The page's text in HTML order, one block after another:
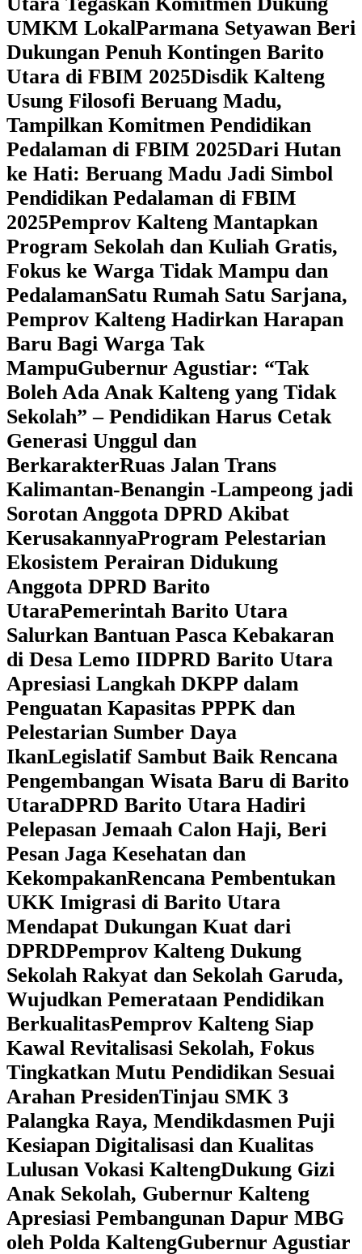
UMKM LokalParmana Setyawan Beri
Dukungan Penuh Kontingen Barito
Utara di FBIM 2025Disdik Kalteng
Usung Filosofi Beruang Madu,
Tampilkan Komitmen Pendidikan
Pedalaman di FBIM 2025‎Dari Hutan
ke Hati: Beruang Madu Jadi Simbol
Pendidikan Pedalaman di FBIM
2025‎Pemprov Kalteng Mantapkan
Program Sekolah dan Kuliah Gratis,
Fokus ke Warga Tidak Mampu dan
Pedalaman‎Satu Rumah Satu Sarjana,
Pemprov Kalteng Hadirkan Harapan
Baru Bagi Warga Tak
Mampu‎Gubernur Agustiar: “Tak
Boleh Ada Anak Kalteng yang Tidak
Sekolah” – Pendidikan Harus Cetak
Generasi Unggul dan
BerkarakterRuas Jalan Trans
Kalimantan-Benangin -Lampeong jadi
Sorotan Anggota DPRD Akibat
KerusakannyaProgram Pelestarian
Ekosistem Perairan Didukung
Anggota DPRD Barito
UtaraPemerintah Barito Utara
Salurkan Bantuan Pasca Kebakaran
di Desa Lemo IIDPRD Barito Utara
Apresiasi Langkah DKPP dalam
Penguatan Kapasitas PPPK dan
Pelestarian Sumber Daya
IkanLegislatif Sambut Baik Rencana
Pengembangan Wisata Baru di Barito
UtaraDPRD Barito Utara Hadiri
Pelepasan Jemaah Calon Haji, Beri
Pesan Jaga Kesehatan dan
KekompakanRencana Pembentukan
UKK Imigrasi di Barito Utara
Mendapat Dukungan Kuat dari
DPRD‎Pemprov Kalteng Dukung
Sekolah Rakyat dan Sekolah Garuda,
Wujudkan Pemerataan Pendidikan
Berkualitas‎Pemprov Kalteng Siap
Kawal Revitalisasi Sekolah, Fokus
Tingkatkan Mutu Pendidikan Sesuai
Arahan Presiden‎Tinjau SMK 3
Palangka Raya, Mendikdasmen Puji
Kesiapan Digitalisasi dan Kualitas
Lulusan Vokasi Kalteng‎Dukung Gizi
Anak Sekolah, Gubernur Kalteng
Apresiasi Pembangunan Dapur MBG
oleh Polda Kalteng‎Gubernur Agustiar